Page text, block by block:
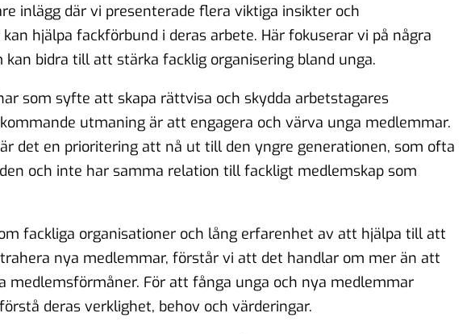
inlägg där vi presenterade flera viktiga insikter och
hjälpa fackförbund i deras arbete. Här fokuserar vi på några
bidra till att stärka facklig organisering bland unga.
som syfte att skapa rättvisa och skydda arbetstagares
utmaning är att engagera och värva unga medlemmar.
det en prioritering att nå ut till den yngre generationen, som ofta
och inte har samma relation till fackligt medlemskap som
fackliga organisationer och lång erfarenhet av att hjälpa till att
nya medlemmar, förstår vi att det handlar om mer än att
medlemsförmåner. För att fånga unga och nya medlemmar
deras verklighet, behov och värderingar.